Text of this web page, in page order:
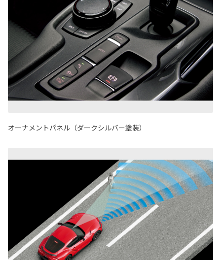
オーナメントパネル（ダークシルバー塗装）